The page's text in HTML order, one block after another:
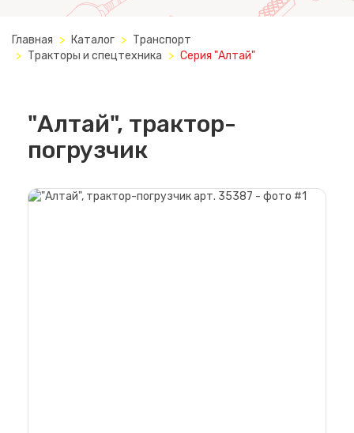
Главная Каталог
Транспорт
Тракторы и спецтехника
Серия "Алтай"
"Алтай", трактор-
погрузчик